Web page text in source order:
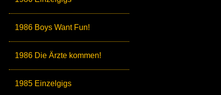
1986 Boys Want Fun!
1986 Die Ärzte kommen!
1985 Einzelgigs